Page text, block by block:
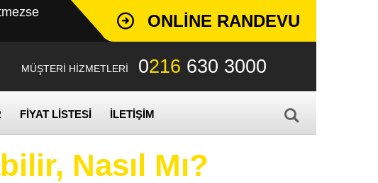
ONLINE RANDEVU
MÜŞTERİ HİZMETLERİ 0216 630 3000
FİYAT LİSTESİ İLETİŞİM
Nasıl Mı?